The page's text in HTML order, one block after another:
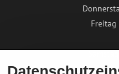
Freitag
Samstag
Sonntag